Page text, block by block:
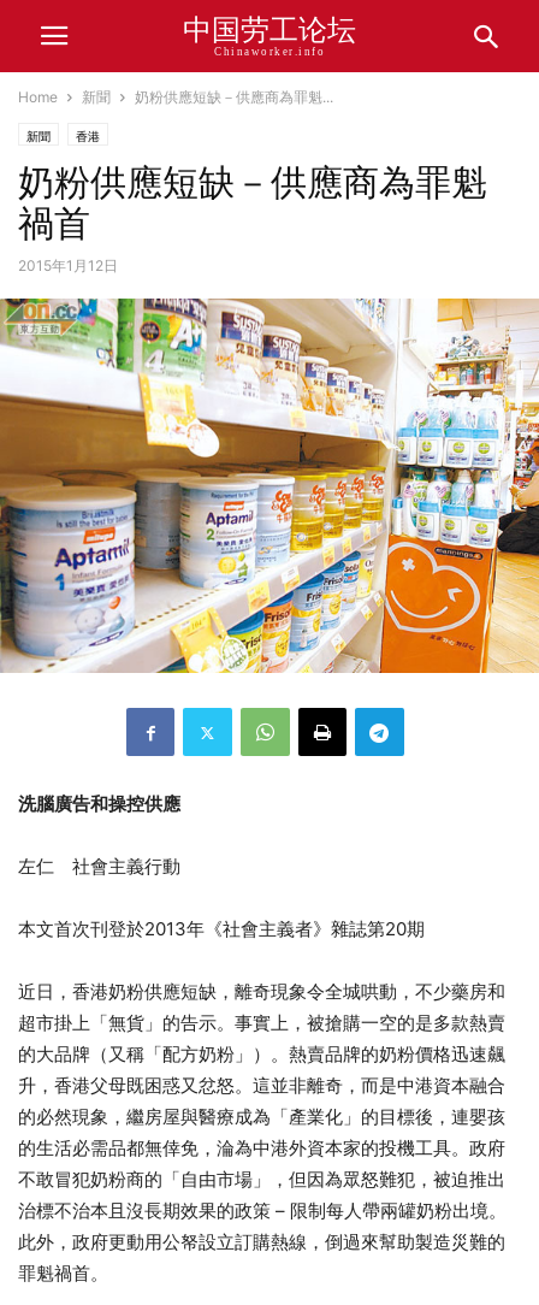
中国劳工论坛
Chinaworker.info
Home 新聞 奶粉供應短缺－供應商為罪魁...
新聞 香港
奶粉供應短缺－供應商為罪魁
禍首
2015年1月12日
洗腦廣告和操控供應
左仁 社會主義行動
本文首次刊登於2013年《社會主義者》雜誌第20期
近日，香港奶粉供應短缺，離奇現象令全城哄動，不少藥房和
超市掛上「無貨」的告示。 事實上，被搶購一空的是多款熱賣
的大品牌（又稱「配方奶粉」）。熱賣品牌的奶粉價格迅速飆
升，香港父母既困惑又忿怒。這並非離奇，而是中港資本融合
的必然現象，繼房屋與醫療成為「產業化」的目標後，連嬰孩
的生活必需品都無倖免，淪為中港外資本家的投機工具。政府
不敢冒犯奶粉商的「自由市場」，但因為眾怒難犯，被迫推出
治標不治本且沒長期效果的政策 – 限制每人帶兩罐奶粉出境。
此外，政府更動用公帑設立訂購熱線，倒過來幫助製造災難的
罪魁禍首。